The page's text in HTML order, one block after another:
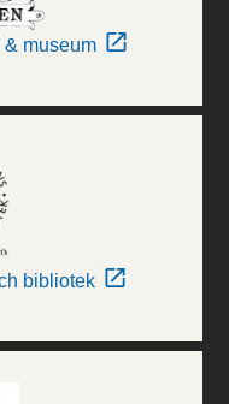
& museum
bibliotek